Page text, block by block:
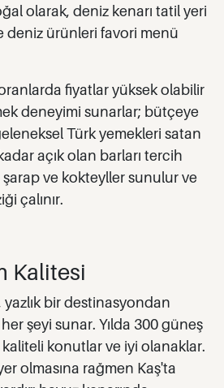
olarak, deniz kenarı tatil yeri
deniz ürünleri favori menü
fiyatlar yüksek olabilir
deneyimi sunarlar; bütçeye
Türk yemekleri satan
açık olan barları tercih
ve kokteyller sunulur ve
çalınır.
Kalitesi
bir destinasyondan
şeyi sunar. Yılda 300 güneş
konutlar ve iyi olanaklar.
olmasına rağmen Kaş'ta